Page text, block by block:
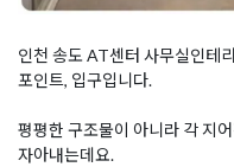
인천 송도 AT센터 사무실인테
포인트, 입구입니다.
평평한 구조물이 아니라 각 지
자아내는데요.